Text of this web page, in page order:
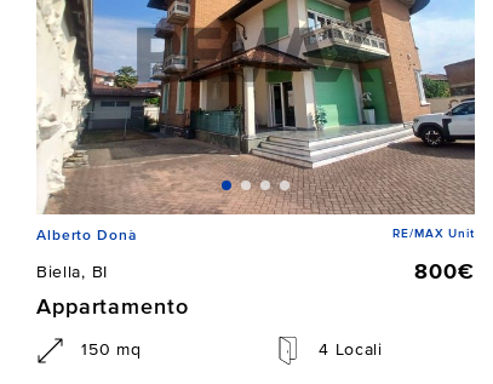
Alberto Donà RE/MAX Unit
Biella, BI
800€
Appartamento
150 mq 4 Locali